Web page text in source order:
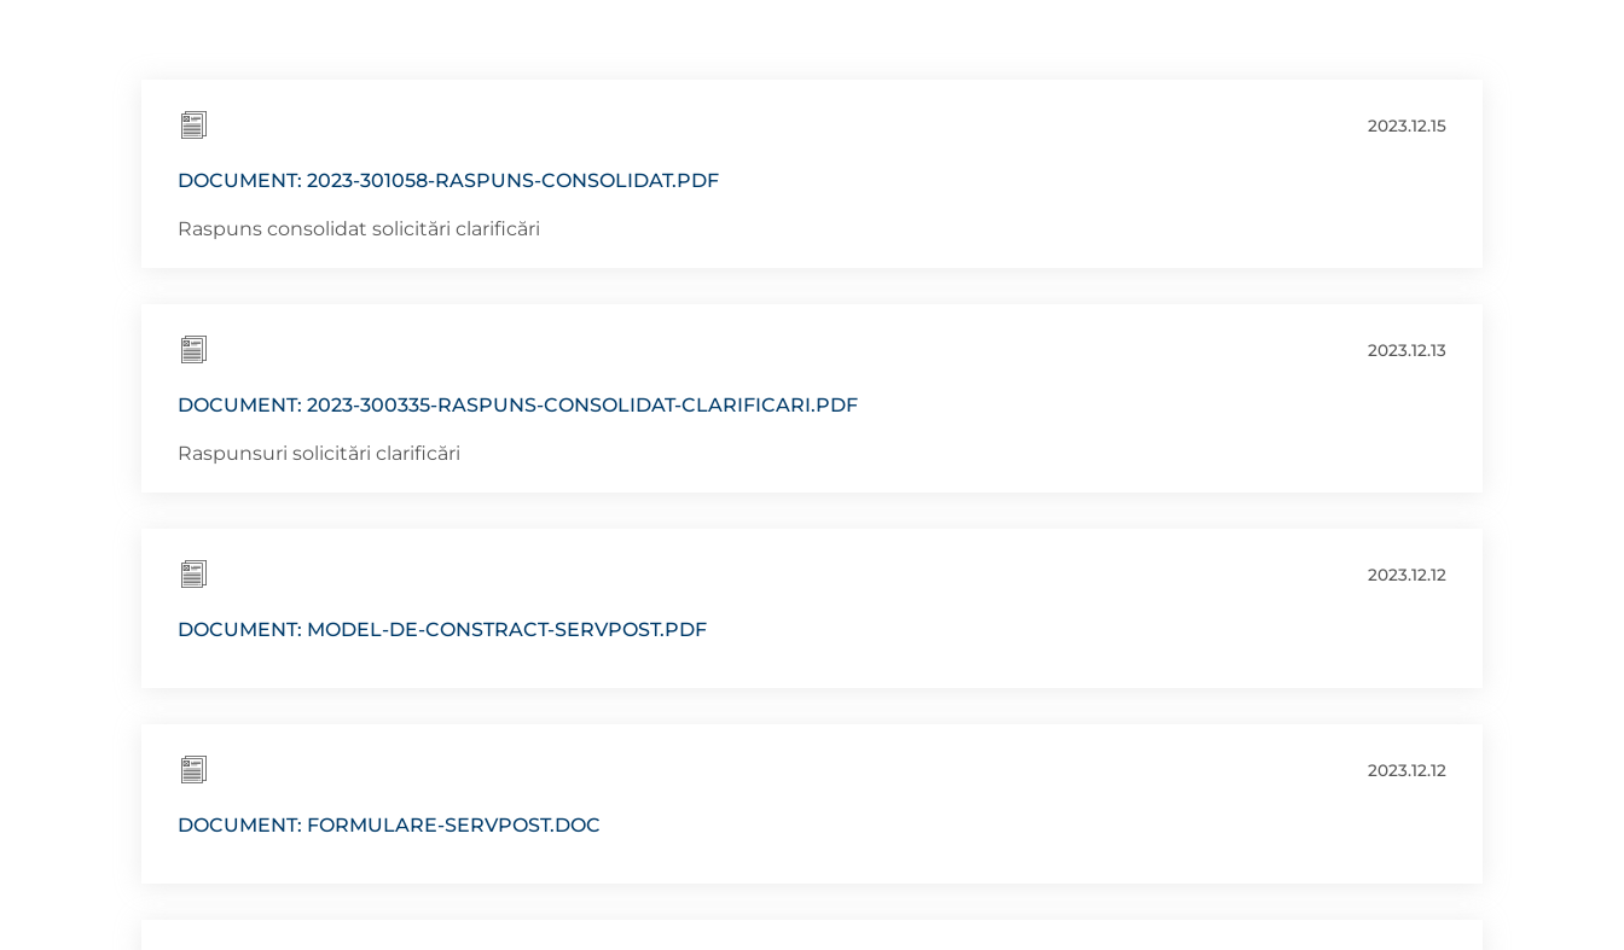
2023.12.15
DOCUMENT: 2023-301058-RASPUNS-CONSOLIDAT.PDF
Raspuns consolidat solicitări clarificări
2023.12.13
DOCUMENT: 2023-300335-RASPUNS-CONSOLIDAT-CLARIFICARI.PDF
Raspunsuri solicitări clarificări
2023.12.12
DOCUMENT: MODEL-DE-CONSTRACT-SERVPOST.PDF
2023.12.12
DOCUMENT: FORMULARE-SERVPOST.DOC